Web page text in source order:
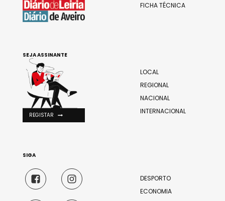
FICHA TÉCNICA
LOCAL
REGIONAL
NACIONAL
INTERNACIONAL
DESPORTO
ECONOMIA
SEJA ASSINANTE
REGISTAR
SIGA